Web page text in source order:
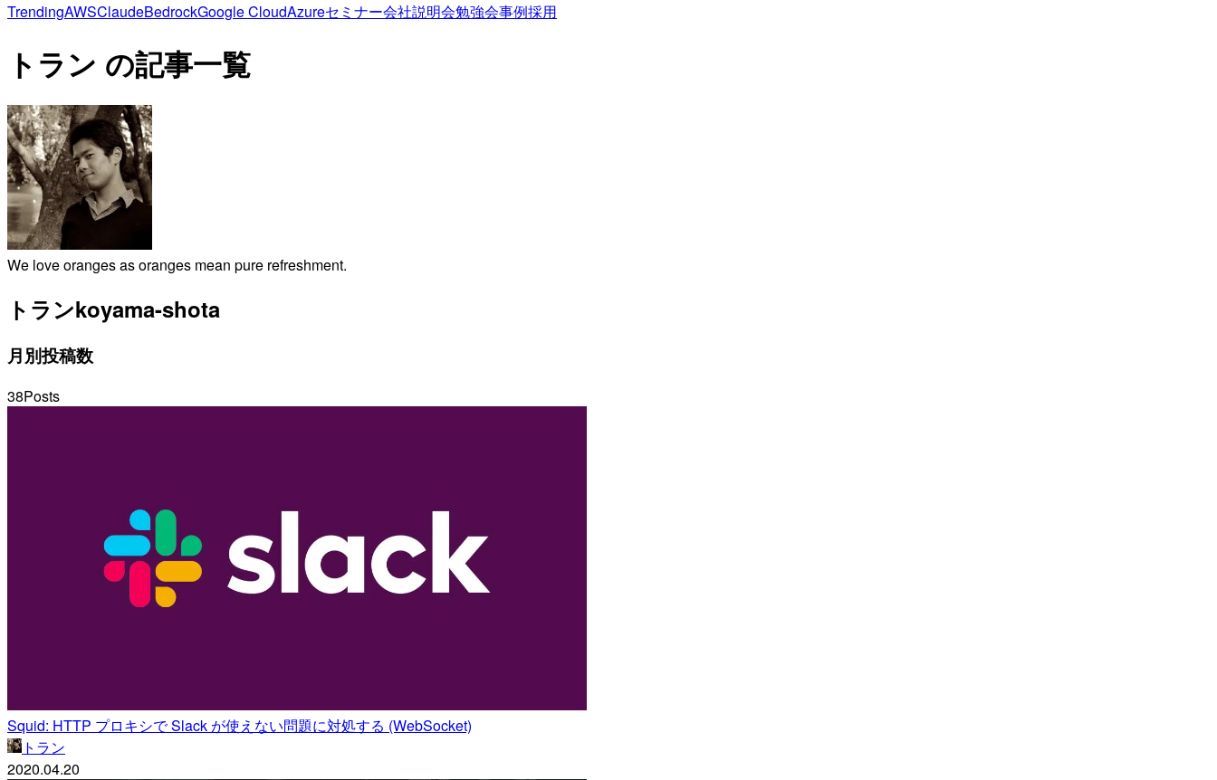
TrendingAWSClaudeBedrockGoogle CloudAzureセミナー会社説明会勉強会事例採用
トラン の記事一覧
We love oranges as oranges mean pure refreshment.
トランkoyama-shota
月別投稿数
38Posts
Squid: HTTP プロキシで Slack が使えない問題に対処する (WebSocket)
トラン
2020.04.20